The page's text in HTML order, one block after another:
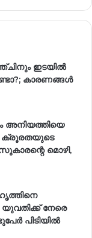
ഇടയിൽ
കാരണങ്ങള്‍
അനിയത്തിയെ
ക്രൂരതയുടെ
മൊഴി,
യുവതിക്ക് നേരെ
പിടിയിൽ